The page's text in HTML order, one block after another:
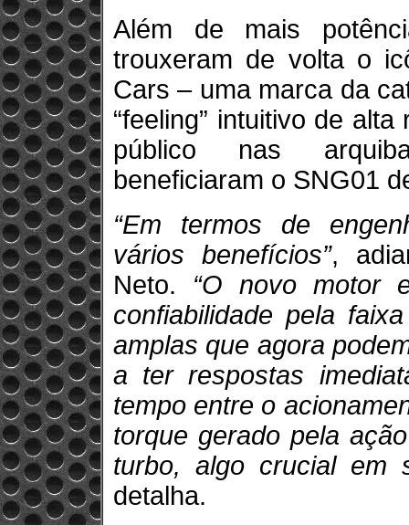
Além de mais
trouxeram de volta o
Cars – uma marca da
“feeling” intuitivo de
público nas
beneficiaram o SNG01
“Em termos de
vários benefícios”,
Neto. “O novo motor
confiabilidade pela
amplas que agora
a ter respostas
tempo entre o
torque gerado pela
turbo, algo crucial em
detalha.